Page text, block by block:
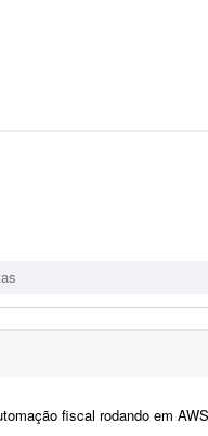
AWS - ela pega os dados do sistema do cliente,